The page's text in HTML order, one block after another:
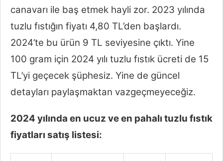
canavarı ile baş etmek hayli zor. 2023 yılında
tuzlu fıstığın fiyatı 4,80 TL’den başlardı.
2024’te bu ürün 9 TL seviyesine çıktı. Yine
100 gram için 2024 yılı tuzlu fıstık ücreti de 15
TL’yi geçecek şüphesiz. Yine de güncel
detayları paylaşmaktan vazgeçmeyeceğiz.
2024 yılında en ucuz ve en pahalı tuzlu fıstık
fiyatları satış listesi: